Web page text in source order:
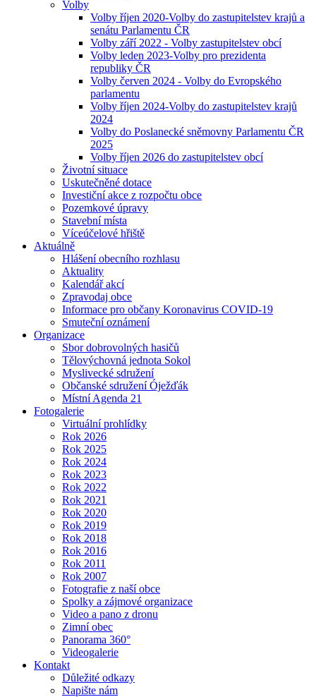
Volby
Volby říjen 2020-Volby do zastupitelstev krajů a
senátu Parlamentu ČR
Volby září 2022 - Volby zastupitelstev obcí
Volby leden 2023-Volby pro prezidenta
republiky ČR
Volby červen 2024 - Volby do Evropského
parlamentu
Volby říjen 2024-Volby do zastupitelstev krajů
2024
Volby do Poslanecké sněmovny Parlamentu ČR
2025
Volby říjen 2026 do zastupitelstev obcí
Životní situace
Uskutečněné dotace
Investiční akce z rozpočtu obce
Pozemkové úpravy
Stavební místa
Víceúčelové hřiště
Aktuálně
Hlášení obecního rozhlasu
Aktuality
Kalendář akcí
Zpravodaj obce
Informace pro občany Koronavirus COVID-19
Smuteční oznámení
Organizace
Sbor dobrovolných hasičů
Tělovýchovná jednota Sokol
Myslivecké sdružení
Občanské sdružení Óježďák
Místní Agenda 21
Fotogalerie
Virtuální prohlídky
Rok 2026
Rok 2025
Rok 2024
Rok 2023
Rok 2022
Rok 2021
Rok 2020
Rok 2019
Rok 2018
Rok 2016
Rok 2011
Rok 2007
Fotografie z naší obce
Spolky a zájmové organizace
Video a pano z dronu
Zimní obec
Panorama 360°
Videogalerie
Kontakt
Důležité odkazy
Napište nám